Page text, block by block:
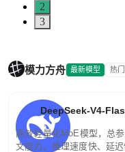
2
3
模力方舟 最新模型 热
DeepSeek-V4-
高效轻量化MoE模型，总
文能力。推理速度快、延